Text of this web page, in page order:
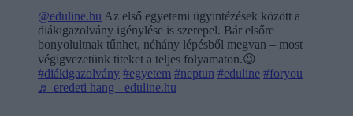
@eduline.hu Az első egyetemi ügyintézések között a
diákigazolvány igénylése is szerepel. Bár elsőre
bonyolultnak tűnhet, néhány lépésből megvan – most
végigvezetünk titeket a teljes folyamaton.😉
#diákigazolvány #egyetem #neptun #eduline #foryou
♬ eredeti hang - eduline.hu